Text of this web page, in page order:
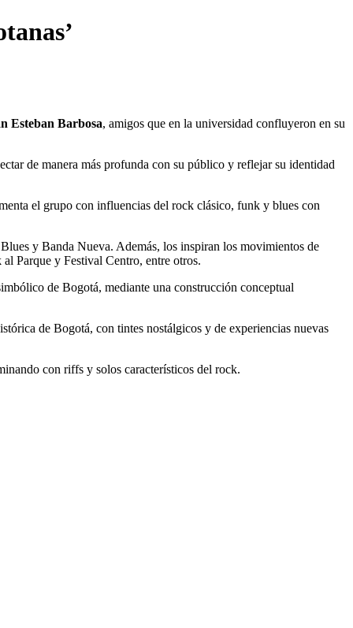
Esteban Barbosa, amigos que en la universidad confluyeron en su
de manera más profunda con su público y reflejar su identidad
el grupo con influencias del rock clásico, funk y blues con
y Banda Nueva. Además, los inspiran los movimientos de
Parque y Festival Centro, entre otros.
de Bogotá, mediante una construcción conceptual
de Bogotá, con tintes nostálgicos y de experiencias nuevas
con riffs y solos característicos del rock.